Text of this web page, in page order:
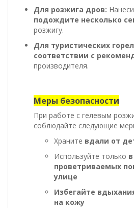
Для розжига дров:
подождите несколько
розжигу.
Для туристических
соответствии с
производителя.
Меры безопасности
При работе с гелевым
соблюдайте следующие
Храните вдали от
Используйте только
проветриваемых
улице
Избегайте
на кожу